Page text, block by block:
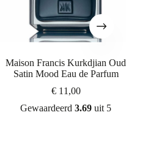
Maison Francis Kurkdjian Oud
Satin Mood Eau de Parfum
€11,00
Gewaardeerd3.69 uit 5